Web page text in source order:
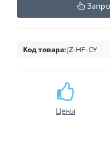
Код товара: JZ-HF-CY
Цены